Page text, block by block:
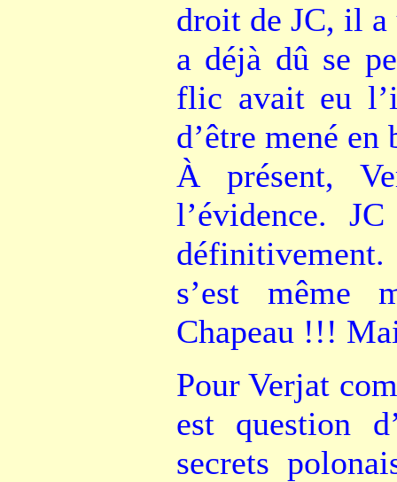
droit de JC, il a
a déjà dû se
flic avait eu
d’être mené en
À présent,
l’évidence.
s’est même
Chapeau !!!
Pour Verjat
est question
secrets